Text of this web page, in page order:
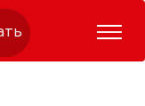
online